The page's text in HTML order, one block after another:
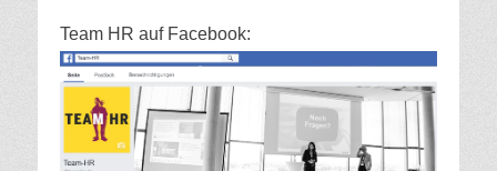
Team HR auf Facebook: